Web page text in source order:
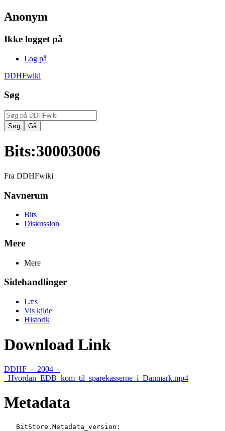
Anonym
Ikke logget på
Log på
DDHFwiki
Søg
Bits:30003006
Fra DDHFwiki
Navnerum
Bits
Diskussion
Mere
Mere
Sidehandlinger
Læs
Vis kilde
Historik
Download Link
DDHF_-_2004_-
_Hvordan_EDB_kom_til_sparekasserne_i_Danmark.mp4
Metadata
   BitStore.Metadata_version: